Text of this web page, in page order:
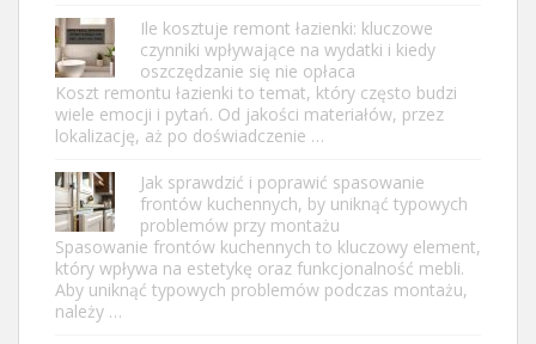
Ile kosztuje remont łazienki: kluczowe
czynniki wpływające na wydatki i kiedy
oszczędzanie się nie opłaca
Koszt remontu łazienki to temat, który często budzi
wiele emocji i pytań. Od jakości materiałów, przez
lokalizację, aż po doświadczenie …
Jak sprawdzić i poprawić spasowanie
frontów kuchennych, by uniknąć typowych
problemów przy montażu
Spasowanie frontów kuchennych to kluczowy element,
który wpływa na estetykę oraz funkcjonalność mebli.
Aby uniknąć typowych problemów podczas montażu,
należy …